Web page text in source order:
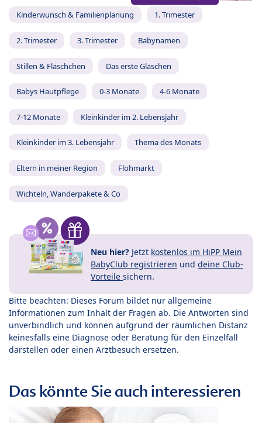
Kinderwunsch & Familienplanung 1. Trimester
2. Trimester 3. Trimester Babynamen
Stillen & Fläschchen Das erste Gläschen
Babys Hautpflege 0-3 Monate 4-6 Monate
7-12 Monate Kleinkinder im 2. Lebensjahr
Kleinkinder im 3. Lebensjahr Thema des Monats
Eltern in meiner Region Flohmarkt
Wichteln, Wanderpakete & Co
Neu hier? Jetzt kostenlos im HiPP Mein
BabyClub registrieren und deine Club-
Vorteile sichern.
Bitte beachten: Dieses Forum bildet nur allgemeine
Informationen zum Inhalt der Fragen ab. Die Antworten sind
unverbindlich und können aufgrund der räumlichen Distanz
keinesfalls eine Diagnose oder Beratung für den Einzelfall
darstellen oder einen Arztbesuch ersetzen.
Das könnte Sie auch interessieren